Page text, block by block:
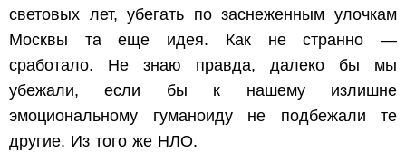
световых лет, убегать по заснеженным улочкам
Москвы та еще идея. Как не странно —
сработало. Не знаю правда, далеко бы мы
убежали, если бы к нашему излишне
эмоциональному гуманоиду не подбежали те
другие. Из того же НЛО.